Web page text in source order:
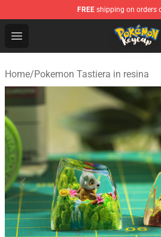
FREE shipping on orders
Open menu
Pokemon Keycap Shop - The
Home/Pokemon Tastiera in resina